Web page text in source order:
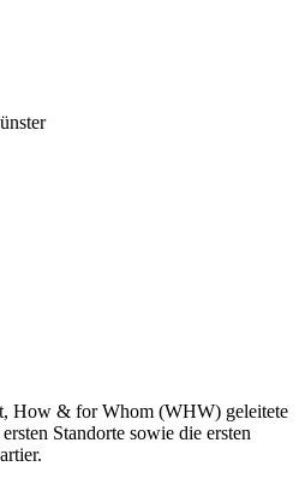
How & for Whom (WHW) geleitete
Standorte sowie die ersten